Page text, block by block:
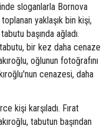
sloganlarla Bornova
yaklaşık bin kişi,
başında ağladı.
bir kez daha cenaze
oğlunun fotoğrafını
cenazesi, daha
kişi karşıladı. Fırat
tabutun başından